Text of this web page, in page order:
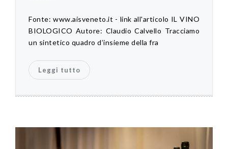
Fonte: www.aisveneto.it - link all'articolo IL VINO
BIOLOGICO Autore: Claudio Calvello Tracciamo
un sintetico quadro d’insieme della fra
Leggi tutto